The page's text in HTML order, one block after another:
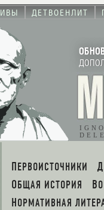
ДЕТВОЕНЛИТ
ПЕРВОИСТОЧНИКИ
ОБЩАЯ ИСТОРИЯ
НОРМАТИВНАЯ